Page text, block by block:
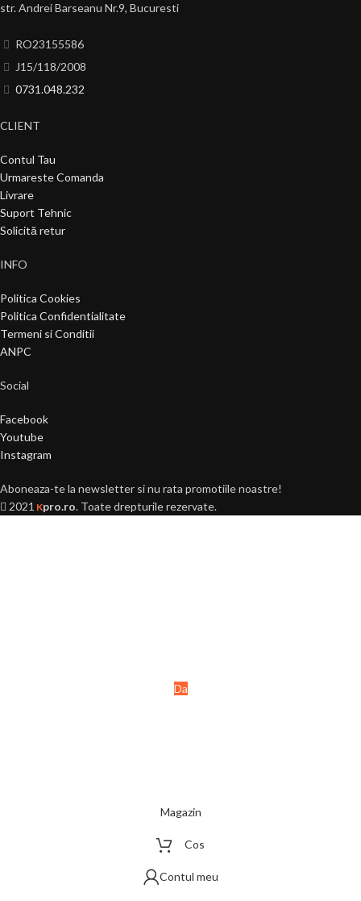
str. Andrei Barseanu Nr.9, Bucuresti
RO23155586
J15/118/2008
0731.048.232
CLIENT
Contul Tau
Urmareste Comanda
Livrare
Suport Tehnic
Solicită retur
INFO
Politica Cookies
Politica Confidentialitate
Termeni si Conditii
ANPC
Social
Facebook
Youtube
Instagram
Aboneaza-te la newsletter si nu rata promotiile noastre!
2021 Kpro.ro. Toate drepturile rezervate.
Da
Magazin
Cos
Contul meu